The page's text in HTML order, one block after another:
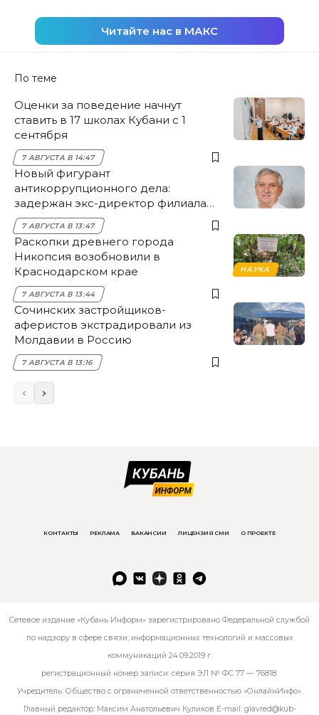
Читайте нас в МАКС
По теме
Оценки за поведение начнут
ставить в 17 школах Кубани с 1
сентября
7 АВГУСТА В 14:47
Новый фигурант
антикоррупционного дела:
задержан экс-директор филиала
НЭСК Крымска
7 АВГУСТА В 13:47
НАУКА
Раскопки древнего города
Никопсия возобновили в
Краснодарском крае
7 АВГУСТА В 13:44
Сочинских застройщиков-
аферистов экстрадировали из
Молдавии в Россию
7 АВГУСТА В 13:16
КОНТАКТЫ РЕКЛАМА ВАКАНСИИ ЛИЦЕНЗИЯ СМИ О ПРОЕКТЕ
Сетевое издание «Кубань Информ» зарегистрировано Федеральной службой
по надзору в сфере связи, информационных технологий и массовых
коммуникаций 24.09.2019 г.
регистрационный номер записи: серия ЭЛ № ФС 77 — 76818.
Учредитель: Общество с ограниченной ответственностью «ОнлайнИнфо».
Главный редактор: Максим Анатольевич Куликов E-mail: glavred@kub-